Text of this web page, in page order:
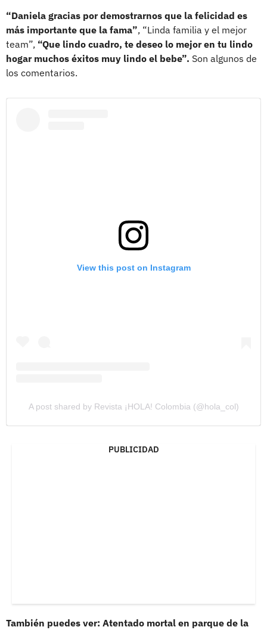
“Daniela gracias por demostrarnos que la felicidad es
más importante que la fama”, “Linda familia y el mejor
team”, “Que lindo cuadro, te deseo lo mejor en tu lindo
hogar muchos éxitos muy lindo el bebe”. Son algunos de
los comentarios.
View this post on Instagram
A post shared by Revista ¡HOLA! Colombia (@hola_col)
PUBLICIDAD
También puedes ver: Atentado mortal en parque de la